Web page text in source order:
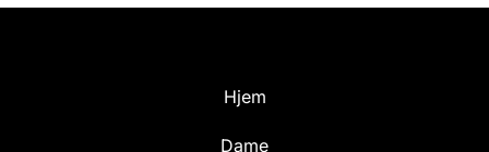
Hjem
Dame